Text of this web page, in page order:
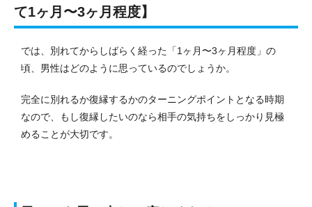
て1ヶ月〜3ヶ月程度】
では、別れてからしばらく経った「1ヶ月〜3ヶ月程度」の
頃、男性はどのように思っているのでしょうか。
完全に別れるか復縁するかのターニングポイントとなる時期
なので、もし復縁したいのなら相手の気持ちをしっかり見極
めることが大切です。